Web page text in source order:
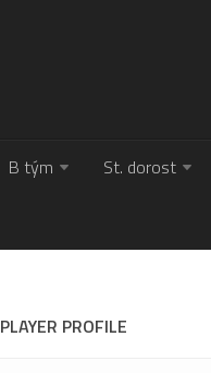
B tým St. dorost
PLAYER PROFILE